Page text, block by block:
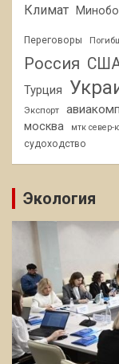
Климат
Переговоры
Россия
Турция
Экспорт
москва мтк север-
судоходство
Экология